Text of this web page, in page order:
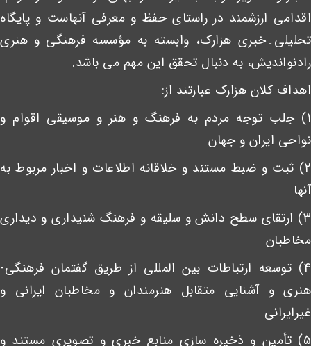
اقدامی ارزشمند در راستای حفظ و معرفی آنهاست و پایگاه
تحلیلی۔خبری هزارک، وابسته به مؤسسه فرهنگی و هنری
رادنواندیش، به دنبال تحقق این مهم می باشد.
اهداف کلان هزارک عبارتند از:
1) جلب توجه مردم به فرهنگ و هنر و موسیقی اقوام و
نواحی ایران و جهان
2) ثبت و ضبط مستند و خلاقانه اطلاعات و اخبار مربوط به
آنها
3) ارتقای سطح دانش و سلیقه و فرهنگ شنیداری و دیداری
مخاطبان
4) توسعه ارتباطات بین المللی از طریق گفتمان فرهنگی-
هنری و آشنایی متقابل هنرمندان و مخاطبان ایرانی و
غیرایرانی
5) تأمین و ذخیره سازی منابع خبری و تصویری مستند و